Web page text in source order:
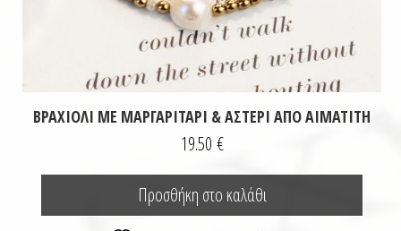
ΒΡΑΧΙΌΛΙ ΜΕ ΜΑΡΓΑΡΙΤΆΡΙ & ΑΣΤΈΡΙ ΑΠΌ ΑΙΜΑΤΊΤΗ
19.50 €
Προσθήκη στο καλάθι